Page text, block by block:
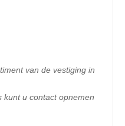
van de vestiging in
kunt u contact opnemen